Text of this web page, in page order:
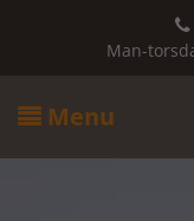

Man-
 Menu